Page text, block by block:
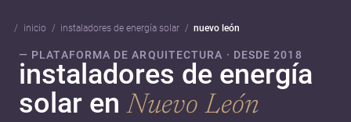
inicio instaladores de energía solar nuevo león
— PLATAFORMA DE ARQUITECTURA · DESDE 2018
instaladores de energía
solar enNuevo León